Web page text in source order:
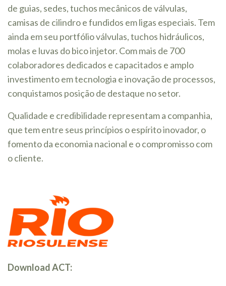
de guias, sedes, tuchos mecânicos de válvulas,
camisas de cilindro e fundidos em ligas especiais. Tem
ainda em seu portfólio válvulas, tuchos hidráulicos,
molas e luvas do bico injetor. Com mais de 700
colaboradores dedicados e capacitados e amplo
investimento em tecnologia e inovação de processos,
conquistamos posição de destaque no setor.
Qualidade e credibilidade representam a companhia,
que tem entre seus princípios o espírito inovador, o
fomento da economia nacional e o compromisso com
o cliente.
Download ACT: